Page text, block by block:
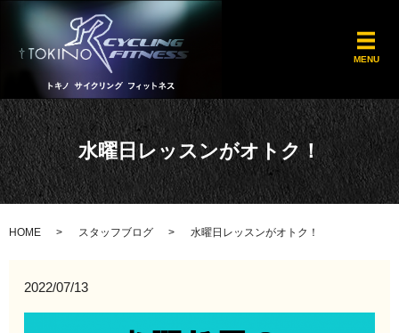
MENU
水曜日レッスンがオトク！
HOME スタッフブログ 水曜日レッスンがオトク！
2022/07/13